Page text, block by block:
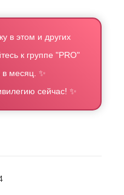
в этом и других
к группе "PRO"
в месяц. ✨
сейчас! ✨